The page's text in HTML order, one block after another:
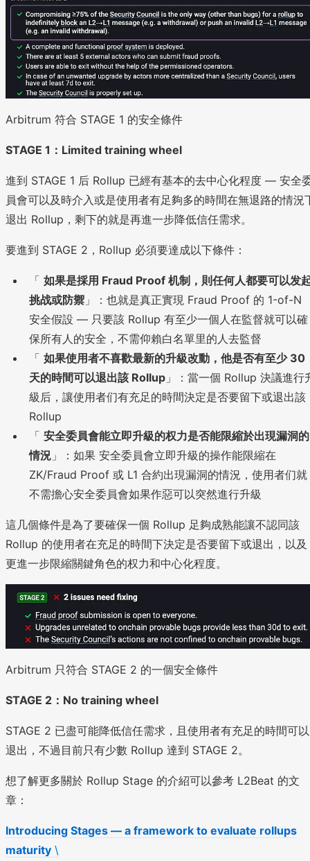
Arbitrum 符合 STAGE 1 的安全條件
STAGE 1：Limited training wheel
進到 STAGE 1 后 Rollup 已經有基本的去中心化程度 — 安全
員會可以及時介入或是使用者有足夠多的時間在無退路的情況
退出 Rollup，剩下的就是再進一步降低信任需求。
要進到 STAGE 2，Rollup 必須要達成以下條件：
「 如果是採用 Fraud Proof 机制，則任何人都要可以发
挑战或防禦 」：也就是真正實現 Fraud Proof 的 1-of-N
安全假設 — 只要該 Rollup 有至少一個人在監督就可以確
保所有人的安全，不需仰賴白名單里的人去監督
「 如果使用者不喜歡最新的升級改動，他是否有至少 30
天的時間可以退出該 Rollup 」：當一個 Rollup 決議進行
級后，讓使用者们有充足的時間決定是否要留下或退出該
Rollup
「 安全委員會能立即升級的权力是否能限縮於出現漏洞的
情況 」：如果 安全委員會立即升級的操作能限縮在
ZK/Fraud Proof 或 L1 合約出現漏洞的情況，使用者们就
不需擔心安全委員會如果作惡可以突然進行升級
這几個條件是為了要確保一個 Rollup 足夠成熟能讓不認同該
Rollup 的使用者在充足的時間下決定是否要留下或退出，以及
更進一步限縮關鍵角色的权力和中心化程度。
Arbitrum 只符合 STAGE 2 的一個安全條件
STAGE 2：No training wheel
STAGE 2 已盡可能降低信任需求，且使用者有充足的時間可以
退出，不過目前只有少數 Rollup 達到 STAGE 2。
想了解更多關於 Rollup Stage 的介紹可以參考 L2Beat 的文
章：
Introducing Stages — a framework to evaluate rollups
maturity \